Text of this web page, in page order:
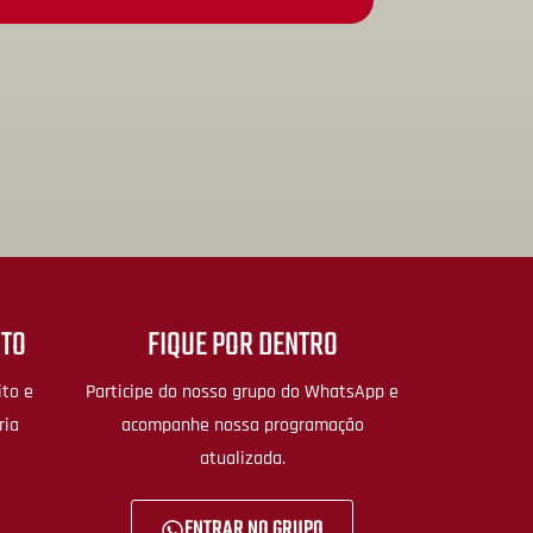
e
FIQUE POR DENTRO
Participe do nosso grupo do WhatsApp e
acompanhe nossa programação
atualizada.